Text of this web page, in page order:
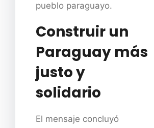
pueblo paraguayo.
Construir un
Paraguay más
justo y
solidario
El mensaje concluyó